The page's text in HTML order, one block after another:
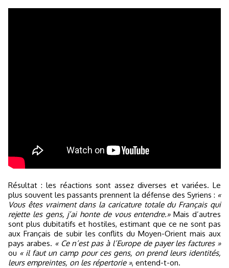
Résultat : les réactions sont assez diverses et variées. Le
plus souvent les passants prennent la défense des Syriens : «
Vous êtes vraiment dans la caricature totale du Français qui
rejette les gens, j’ai honte de vous entendre.»Mais d’autres
sont plus dubitatifs et hostiles, estimant que ce ne sont pas
aux Français de subir les conflits du Moyen-Orient mais aux
pays arabes. « Ce n’est pas à l’Europe de payer les factures »
ou « il faut un camp pour ces gens, on prend leurs identités,
leurs empreintes, on les répertorie », entend-t-on.